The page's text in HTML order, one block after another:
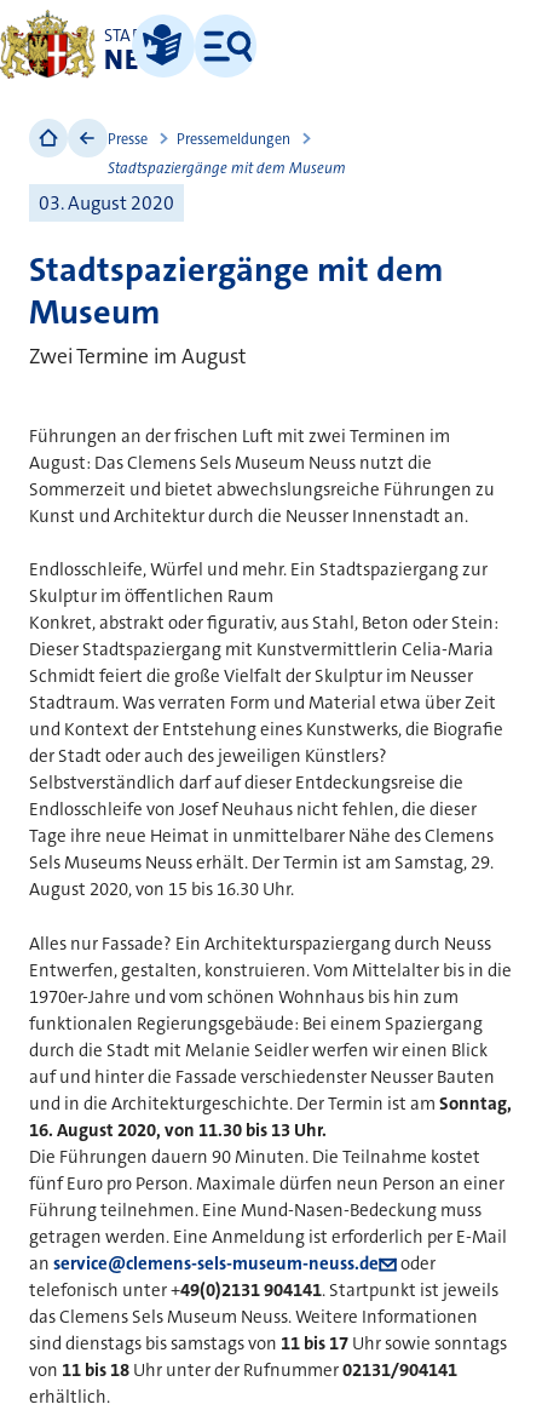
STADT
NEUSS
Leichte Sprache
Menü
Presse
Pressemeldungen
Stadtspaziergänge mit dem Museum
03. August 2020
Stadtspaziergänge mit dem
Museum
Zwei Termine im August
Führungen an der frischen Luft mit zwei Terminen im
August: Das Clemens Sels Museum Neuss nutzt die
Sommerzeit und bietet abwechslungsreiche Führungen zu
Kunst und Architektur durch die Neusser Innenstadt an.
Endlosschleife, Würfel und mehr. Ein Stadtspaziergang zur
Skulptur im öffentlichen Raum
Konkret, abstrakt oder figurativ, aus Stahl, Beton oder Stein:
Dieser Stadtspaziergang mit Kunstvermittlerin Celia-Maria
Schmidt feiert die große Vielfalt der Skulptur im Neusser
Stadtraum. Was verraten Form und Material etwa über Zeit
und Kontext der Entstehung eines Kunstwerks, die Biografie
der Stadt oder auch des jeweiligen Künstlers?
Selbstverständlich darf auf dieser Entdeckungsreise die
Endlosschleife von Josef Neuhaus nicht fehlen, die dieser
Tage ihre neue Heimat in unmittelbarer Nähe des Clemens
Sels Museums Neuss erhält. Der Termin ist am Samstag, 29.
August 2020, von 15 bis 16.30 Uhr.
Alles nur Fassade? Ein Architekturspaziergang durch Neuss
Entwerfen, gestalten, konstruieren. Vom Mittelalter bis in die
1970er-Jahre und vom schönen Wohnhaus bis hin zum
funktionalen Regierungsgebäude: Bei einem Spaziergang
durch die Stadt mit Melanie Seidler werfen wir einen Blick
auf und hinter die Fassade verschiedenster Neusser Bauten
und in die Architekturgeschichte. Der Termin ist am Sonntag,
16. August 2020, von 11.30 bis 13 Uhr.
Die Führungen dauern 90 Minuten. Die Teilnahme kostet
fünf Euro pro Person. Maximale dürfen neun Person an einer
Führung teilnehmen. Eine Mund-Nasen-Bedeckung muss
getragen werden. Eine Anmeldung ist erforderlich per E-Mail
an service@clemens-sels-museum-neuss.de
oder
telefonisch unter +49(0)2131 904141. Startpunkt ist jeweils
das Clemens Sels Museum Neuss. Weitere Informationen
sind dienstags bis samstags von 11 bis 17 Uhr sowie sonntags
von 11 bis 18 Uhr unter der Rufnummer02131/904141
erhältlich.